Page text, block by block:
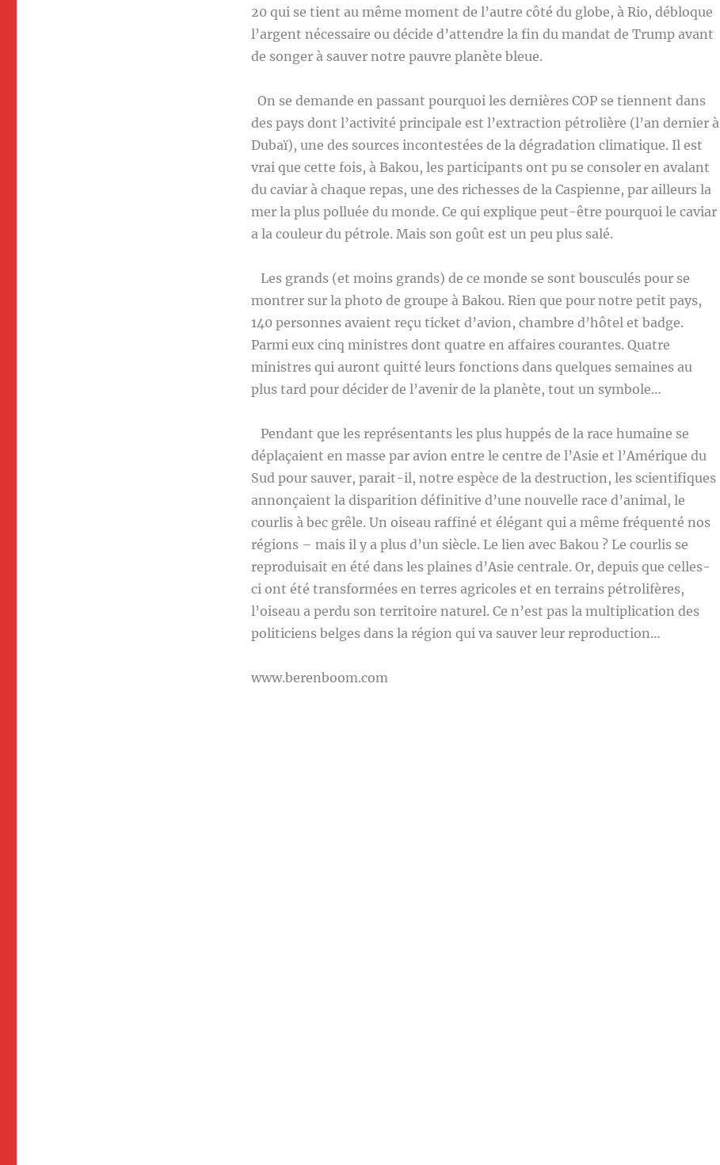
20 qui se tient au même moment de l’autre côté du globe, à Rio, débloque
l’argent nécessaire ou décide d’attendre la fin du mandat de Trump avant
de songer à sauver notre pauvre planète bleue.
On se demande en passant pourquoi les dernières COP se tiennent dans
des pays dont l’activité principale est l’extraction pétrolière (l’an dernier à
Dubaï), une des sources incontestées de la dégradation climatique. Il est
vrai que cette fois, à Bakou, les participants ont pu se consoler en avalant
du caviar à chaque repas, une des richesses de la Caspienne, par ailleurs la
mer la plus polluée du monde. Ce qui explique peut-être pourquoi le caviar
a la couleur du pétrole. Mais son goût est un peu plus salé.
Les grands (et moins grands) de ce monde se sont bousculés pour se
montrer sur la photo de groupe à Bakou. Rien que pour notre petit pays,
140 personnes avaient reçu ticket d’avion, chambre d’hôtel et badge.
Parmi eux cinq ministres dont quatre en affaires courantes. Quatre
ministres qui auront quitté leurs fonctions dans quelques semaines au
plus tard pour décider de l’avenir de la planète, tout un symbole…
Pendant que les représentants les plus huppés de la race humaine se
déplaçaient en masse par avion entre le centre de l’Asie et l’Amérique du
Sud pour sauver, parait-il, notre espèce de la destruction, les scientifiques
annonçaient la disparition définitive d’une nouvelle race d’animal, le
courlis à bec grêle. Un oiseau raffiné et élégant qui a même fréquenté nos
régions – mais il y a plus d’un siècle. Le lien avec Bakou ? Le courlis se
reproduisait en été dans les plaines d’Asie centrale. Or, depuis que celles-
ci ont été transformées en terres agricoles et en terrains pétrolifères,
l’oiseau a perdu son territoire naturel. Ce n’est pas la multiplication des
politiciens belges dans la région qui va sauver leur reproduction…
www.berenboom.com